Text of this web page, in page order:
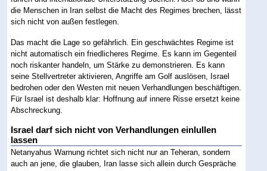
die Menschen in Iran selbst die Macht des Regimes brechen, lässt
sich nicht von außen festlegen.
Das macht die Lage so gefährlich. Ein geschwächtes Regime ist
nicht automatisch ein friedlicheres Regime. Es kann im Gegenteil
noch riskanter handeln, um Stärke zu demonstrieren. Es kann
seine Stellvertreter aktivieren, Angriffe am Golf auslösen, Israel
bedrohen oder den Westen mit neuen Verhandlungen beschäftigen.
Für Israel ist deshalb klar: Hoffnung auf innere Risse ersetzt keine
Abschreckung.
Israel darf sich nicht von Verhandlungen einlullen
lassen
Netanyahus Warnung richtet sich nicht nur an Teheran, sondern
auch an jene, die glauben, Iran lasse sich allein durch Gespräche